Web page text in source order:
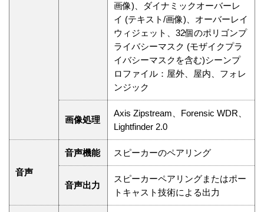
画像)、ダイナミックオーバーレ
イ (テキスト/画像)、オーバーレイ
ウィジェット、32個のポリゴンプ
ライバシーマスク (モザイクプラ
イバシーマスクを含む)シーンプ
ロファイル：屋外、屋内、フォレ
ンジック
画像処理
Axis Zipstream、Forensic WDR、
Lightfinder 2.0
音声
音声機能 スピーカーのペアリング
音声出力
スピーカーペアリングまたはポー
トキャスト技術による出力